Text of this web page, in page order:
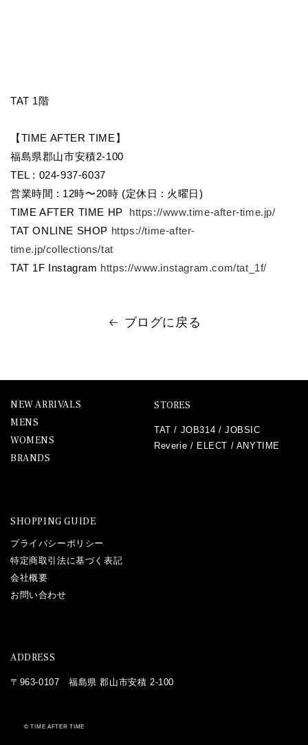
TAT 1階
【TIME AFTER TIME】
福島県郡山市安積2-100
TEL : 024-937-6037
営業時間 : 12時〜20時 (定休日 : 火曜日)
TIME AFTER TIME HP https://www.time-after-time.jp/
TAT ONLINE SHOP https://time-after-
time.jp/collections/tat
TAT 1F Instagram https://www.instagram.com/tat_1f/
ブログに戻る
NEW ARRIVALS
MENS
WOMENS
BRANDS
STORES
TAT / JOB314 /JOBSIC
Reverie / ELECT / ANYTIME
SHOPPING GUIDE
プライバシーポリシー
特定商取引法に基づく表記
会社概要
お問い合わせ
ADDRESS
〒963-0107 福島県 郡山市安積 2-100
© TIME AFTER TIME